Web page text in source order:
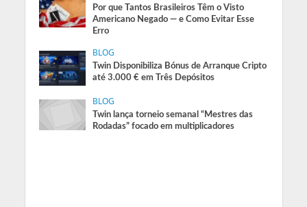
Por que Tantos Brasileiros Têm o Visto
Americano Negado — e Como Evitar Esse
Erro
BLOG
Twin Disponibiliza Bónus de Arranque Cripto
até 3.000 € em Três Depósitos
BLOG
Twin lança torneio semanal “Mestres das
Rodadas” focado em multiplicadores